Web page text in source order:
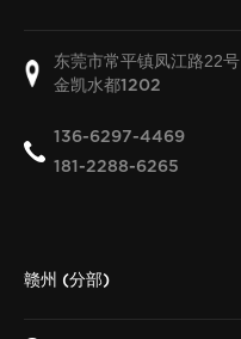
东莞市常平镇凤江路22号
金凯水都1202
136-6297-4469
181-2288-6265
赣州 (分部)